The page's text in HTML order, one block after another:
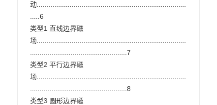
动.............................................................................
.....6
类型1 直线边界磁
场.............................................................................
..................................................7
类型2 平行边界磁
场.............................................................................
..................................................8
类型3 圆形边界磁